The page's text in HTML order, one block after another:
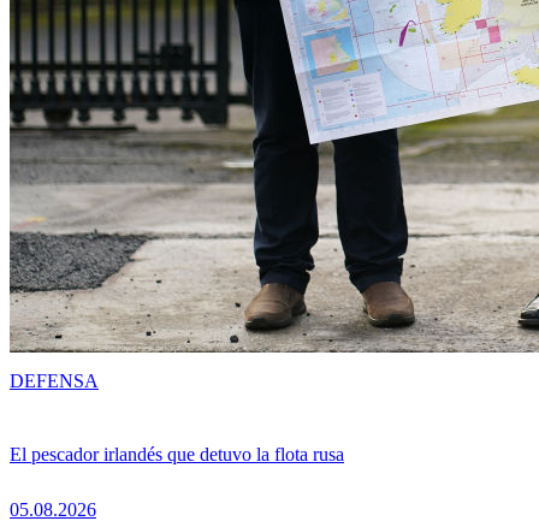
El pescador irlandés que detuvo la flota rusa
05.08.2026
DEFENSA